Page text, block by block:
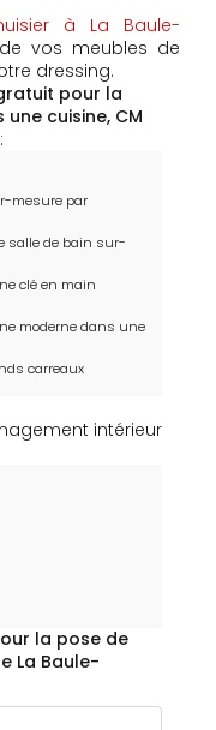
à La Baule-
vos meubles de
dressing.
pour la
cuisine, CM
mesure par
salle de bain sur-
clé en main
moderne dans une
carreaux
intérieur
la pose de
La Baule-